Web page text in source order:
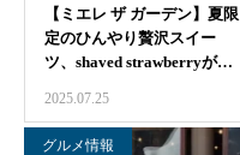
食べる ミエレザガーデン
【ミエレ ザ ガーデン】夏限
定のひんやり贅沢スイー
ツ、shaved strawberryが…
2025.07.25
グルメ情報